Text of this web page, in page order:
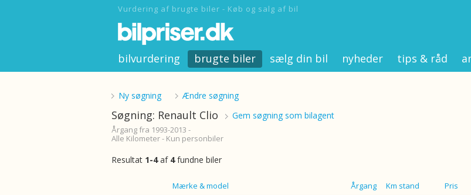
Vurdering af brugte biler - Køb og salg af bil
bilvurdering brugte biler sælg din bil nyheder tips & råd
Ny søgning Ændre søgning
Søgning: Renault Clio Gem søgning som bilagent
Årgang fra 1993-2013 -
Alle Kilometer - Kun personbiler
Resultat 1-4af 4fundne biler
Mærke & model Årgang Km stand Pris